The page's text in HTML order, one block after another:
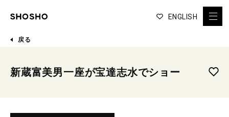
ENGLISH
戻る
新蔵富美男一座が宝達志水でショー